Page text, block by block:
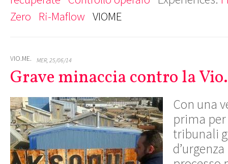
Zero Ri-Maflow VIOME
VIO.ME. MER, 25/06/14
Grave minaccia contro la
Con una
prima
tribunali